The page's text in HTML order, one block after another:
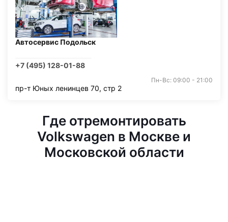
Автосервис Подольск
+7 (495) 128-01-88
Пн-Вс: 09:00 - 21:00
пр-т Юных ленинцев 70, стр 2
Где отремонтировать
Volkswagen в Москве и
Московской области